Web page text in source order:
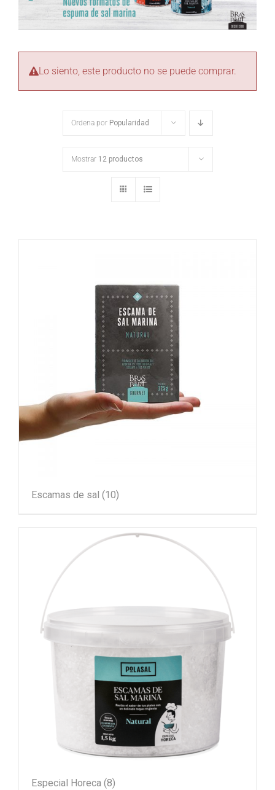
Lo siento, este producto no se puede comprar.
Ordena por Popularidad
Mostrar 12 productos
Escamas de sal (10)
Especial Horeca (8)